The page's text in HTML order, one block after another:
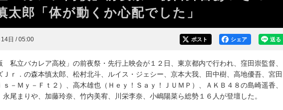
太郎「体が動くか心配でした」
日 / 05:00 送る
シェア
ポスト
私立バカレア高校」の前夜祭・先行上映会が１２日、東京都内で行われ、窪田崇監督、
Ｊｒ．の森本慎太郎、松村北斗、ルイス・ジェシー、京本大我、田中樹、高地優吾、宮田
ｓ－Ｍｙ－Ｆｔ２）、高木雄也（Ｈｅｙ！Ｓａｙ！ＪＵＭＰ）、ＡＫＢ４８の島崎遥香、
永尾まりや、加藤玲奈、竹内美宥、川栄李奈、小嶋陽菜ら総勢１６人が登壇した。